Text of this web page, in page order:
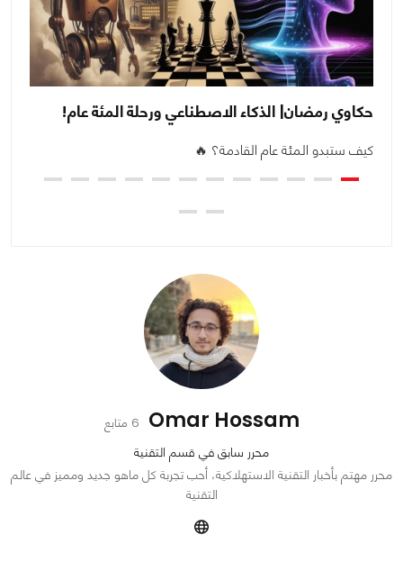
حكاوي رمضان| الذكاء الاصطناعي ورحلة المئة عام!
كيف ستبدو المئة عام القادمة؟ 🔥
Omar Hossam 6 متابع
محرر سابق في قسم التقنية
محرر مهتم بأخبار التقنية الاستهلاكية، أحب تجربة كل ماهو جديد ومميز في عالم
التقنية